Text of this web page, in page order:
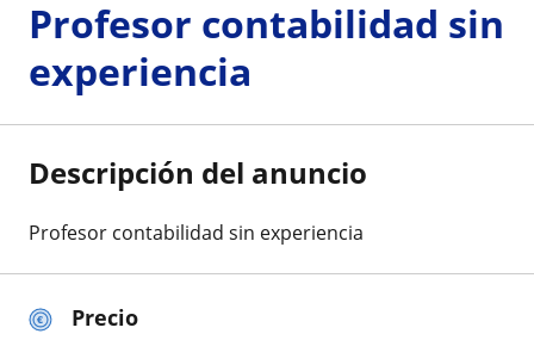
Precio
Profesor contabilidad sin
experiencia
Descripción del anuncio
Profesor contabilidad sin experiencia